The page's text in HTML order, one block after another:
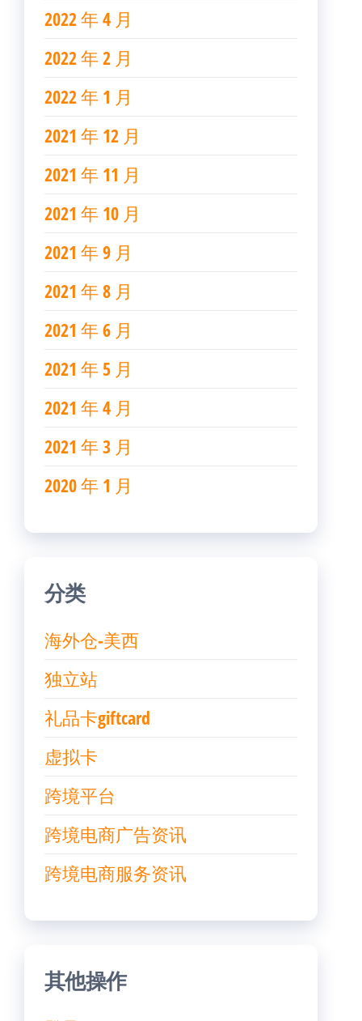
2022 年 4 月
2022 年 2 月
2022 年 1 月
2021 年 12 月
2021 年 11 月
2021 年 10 月
2021 年 9 月
2021 年 8 月
2021 年 6 月
2021 年 5 月
2021 年 4 月
2021 年 3 月
2020 年 1 月
分类
海外仓-美西
独立站
礼品卡giftcard
虚拟卡
跨境平台
跨境电商广告资讯
跨境电商服务资讯
其他操作